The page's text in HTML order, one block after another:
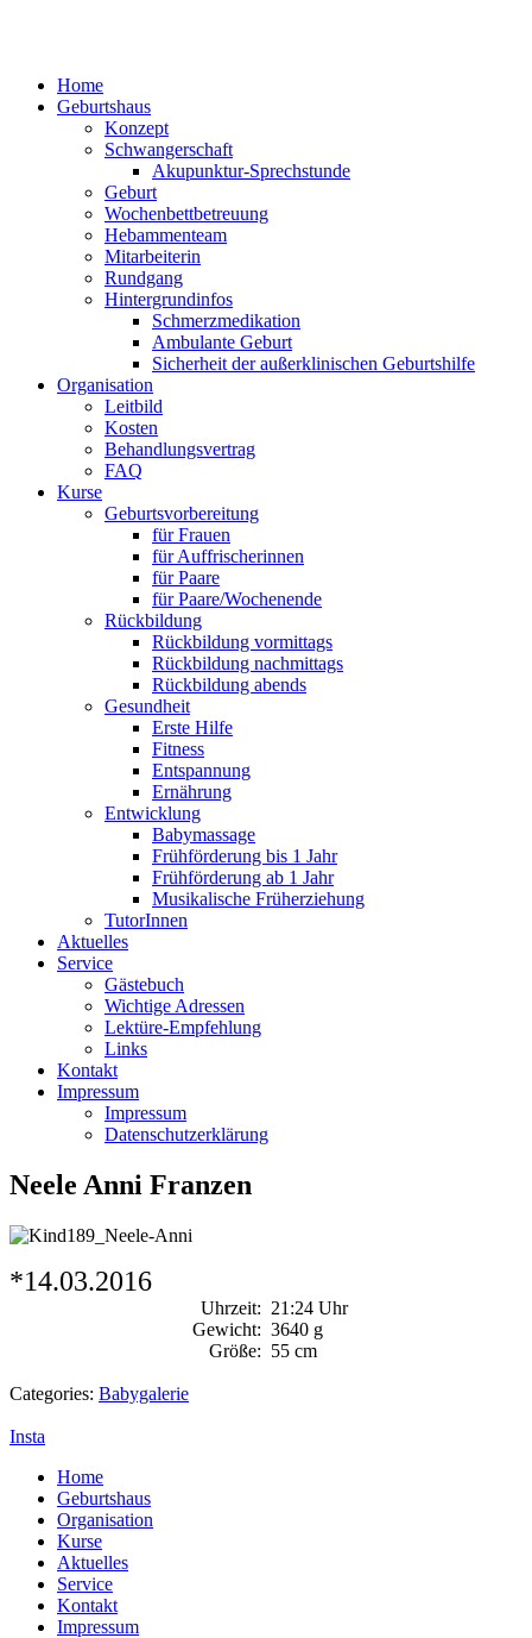
Home
Geburtshaus
Konzept
Schwangerschaft
Akupunktur-Sprechstunde
Geburt
Wochenbettbetreuung
Hebammenteam
Mitarbeiterin
Rundgang
Hintergrundinfos
Schmerzmedikation
Ambulante Geburt
Sicherheit der außerklinischen Geburtshilfe
Organisation
Leitbild
Kosten
Behandlungsvertrag
FAQ
Kurse
Geburtsvorbereitung
für Frauen
für Auffrischerinnen
für Paare
für Paare/Wochenende
Rückbildung
Rückbildung vormittags
Rückbildung nachmittags
Rückbildung abends
Gesundheit
Erste Hilfe
Fitness
Entspannung
Ernährung
Entwicklung
Babymassage
Frühförderung bis 1 Jahr
Frühförderung ab 1 Jahr
Musikalische Früherziehung
TutorInnen
Aktuelles
Service
Gästebuch
Wichtige Adressen
Lektüre-Empfehlung
Links
Kontakt
Impressum
Impressum
Datenschutzerklärung
Neele Anni Franzen
*14.03.2016
Uhrzeit: 21:24 Uhr
Gewicht: 3640 g
Größe: 55 cm
Categories: Babygalerie
Insta
Home
Geburtshaus
Organisation
Kurse
Aktuelles
Service
Kontakt
Impressum